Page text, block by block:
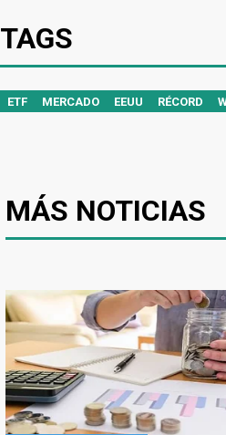
TAGS
ETF MERCADO EEUU RÉCORD
MÁS NOTICIAS